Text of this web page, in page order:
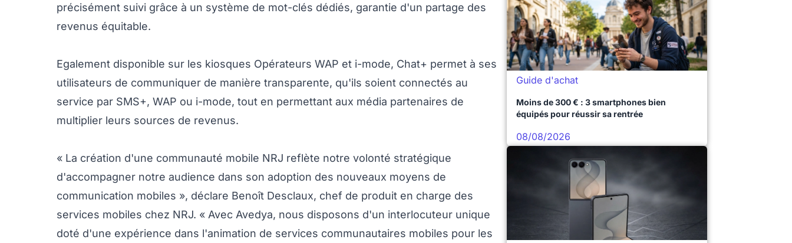
précisément suivi grâce à un système de mot-clés dédiés, garantie d'un partage des
revenus équitable.
Egalement disponible sur les kiosques Opérateurs WAP et i-mode, Chat+ permet à ses
utilisateurs de communiquer de manière transparente, qu'ils soient connectés au
service par SMS+, WAP ou i-mode, tout en permettant aux média partenaires de
multiplier leurs sources de revenus.
« La création d'une communauté mobile NRJ reflète notre volonté stratégique
d'accompagner notre audience dans son adoption des nouveaux moyens de
communication mobiles », déclare Benoît Desclaux, chef de produit en charge des
services mobiles chez NRJ. « Avec Avedya, nous disposons d'un interlocuteur unique
doté d'une expérience dans l'animation de services communautaires mobiles pour les
Guide d'achat
Moins de 300 € : 3 smartphones bien
équipés pour réussir sa rentrée
08/08/2026